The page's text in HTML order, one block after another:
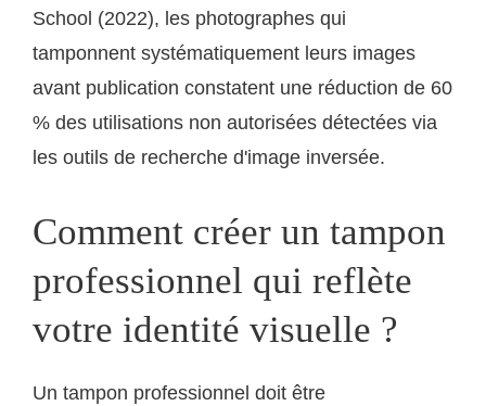
School (2022), les photographes qui
tamponnent systématiquement leurs images
avant publication constatent une réduction de 60
% des utilisations non autorisées détectées via
les outils de recherche d'image inversée.
Comment créer un tampon
professionnel qui reflète
votre identité visuelle ?
Un tampon professionnel doit être